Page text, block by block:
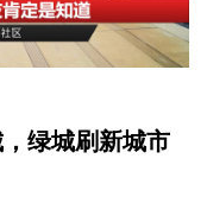
绿城刷新城市